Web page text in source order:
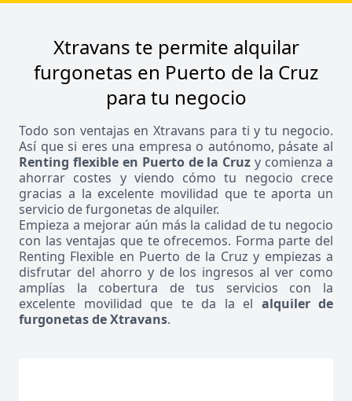
Xtravans te permite alquilar
furgonetas en Puerto de la Cruz
para tu negocio
Todo son ventajas en Xtravans para ti y tu negocio.
Así que si eres una empresa o autónomo, pásate al
Renting flexible en Puerto de la Cruz y comienza a
ahorrar costes y viendo cómo tu negocio crece
gracias a la excelente movilidad que te aporta un
servicio de furgonetas de alquiler.
Empieza a mejorar aún más la calidad de tu negocio
con las ventajas que te ofrecemos. Forma parte del
Renting Flexible en Puerto de la Cruz y empiezas a
disfrutar del ahorro y de los ingresos al ver como
amplías la cobertura de tus servicios con la
excelente movilidad que te da la el alquiler de
furgonetas de Xtravans.